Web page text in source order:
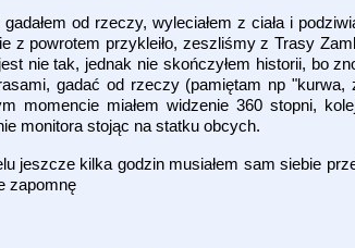
od rzeczy, wyleciałem z ciała i
z powrotem przykleiło, zeszliśmy z Trasy
nie tak, jednak nie skończyłem historii, bo
gadać od rzeczy (pamiętam np
momencie miałem widzenie 360 stopni,
monitora stojąc na statku obcych.
jeszcze kilka godzin musiałem sam siebie
zapomnę